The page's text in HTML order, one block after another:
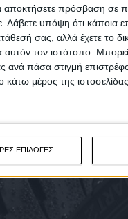
αποκτήσετε πρόσβαση σε
Λάβετε υπόψη ότι κάποια
σας, αλλά έχετε το
αυτόν τον ιστότοπο.
ανά πάσα στιγμή
μέρος της ιστοσελίδας.
ΕΠΙΛΟΓΕΣ